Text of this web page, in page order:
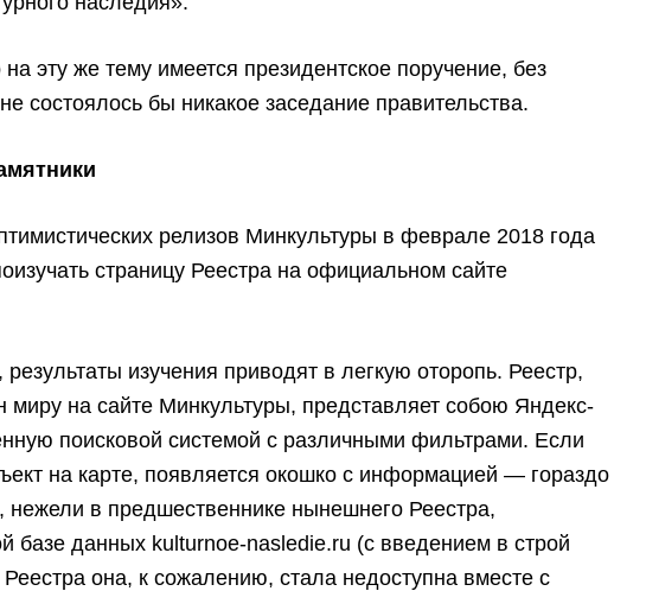
эту же тему имеется президентское поручение, без
состоялось бы никакое заседание правительства.
релизов Минкультуры в феврале 2018 года
страницу Реестра на официальном сайте
результаты изучения приводят в легкую оторопь. Реестр,
миру на сайте Минкультуры, представляет собою Яндекс-
поисковой системой с различными фильтрами. Если
на карте, появляется окошко с информацией — гораздо
нежели в предшественнике нынешнего Реестра,
базе данных kulturnoe-nasledie.ru (с введением в строй
она, к сожалению, стала недоступна вместе с